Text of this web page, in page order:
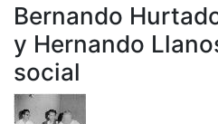
Bernando
y Hernando
social